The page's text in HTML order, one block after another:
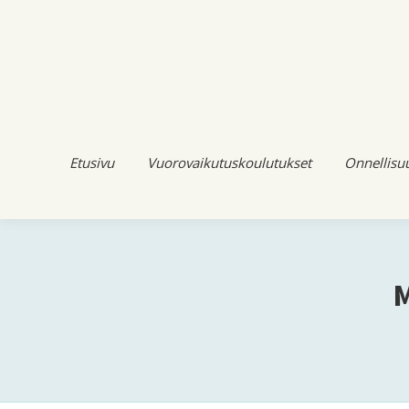
Etusivu Vuorovaikutuskoulutukset